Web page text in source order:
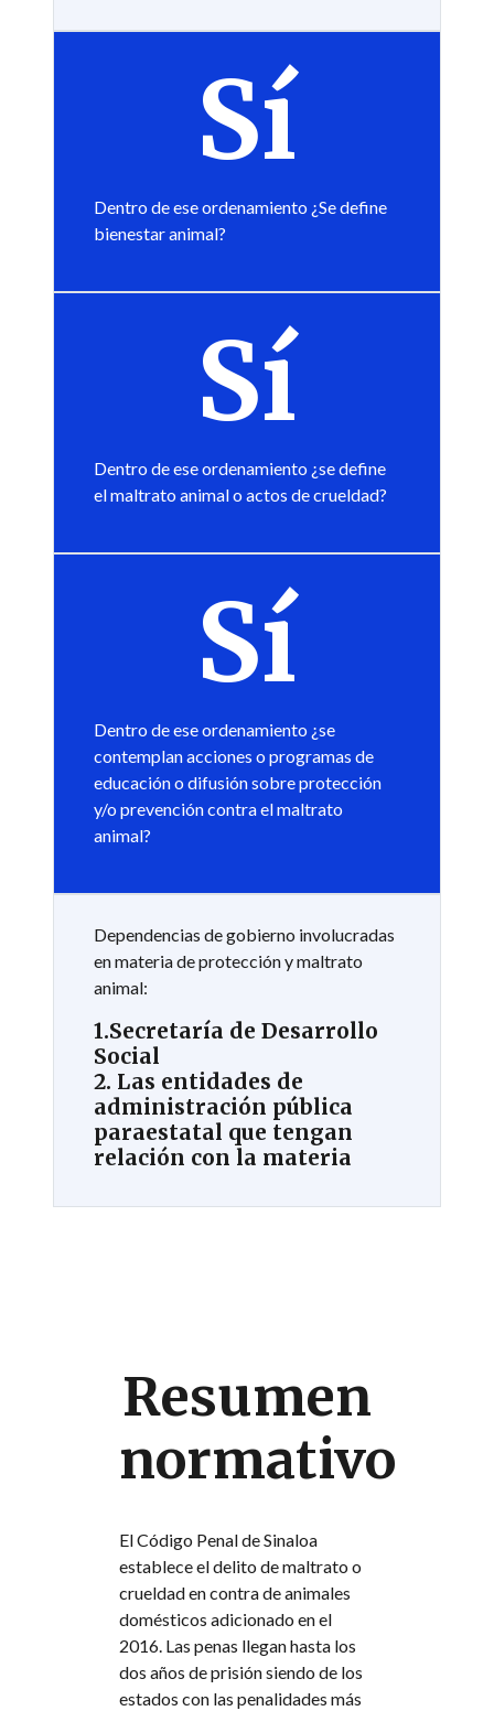
Sí
Dentro de ese ordenamiento ¿Se define
bienestar animal?
Sí
Dentro de ese ordenamiento ¿se define
el maltrato animal o actos de crueldad?
Sí
Dentro de ese ordenamiento ¿se
contemplan acciones o programas de
educación o difusión sobre protección
y/o prevención contra el maltrato
animal?
Dependencias de gobierno involucradas
en materia de protección y maltrato
animal:
1.Secretaría de Desarrollo
Social
2. Las entidades de
administración pública
paraestatal que tengan
relación con la materia
Resumen
normativo
El Código Penal de Sinaloa
establece el delito de maltrato o
crueldad en contra de animales
domésticos adicionado en el
2016. Las penas llegan hasta los
dos años de prisión siendo de los
estados con las penalidades más